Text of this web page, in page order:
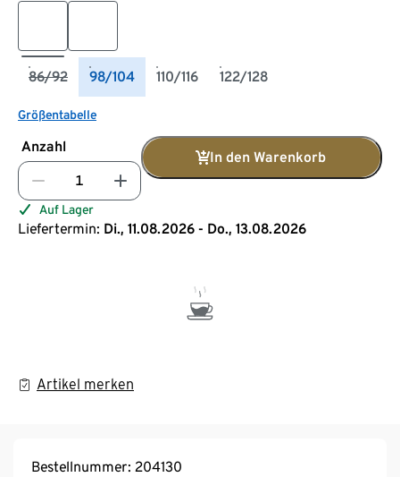
86/92 98/104 110/116 122/128
Größentabelle
Anzahl
In den Warenkorb
Auf Lager
Liefertermin: Di., 11.08.2026 - Do., 13.08.2026
Artikel merken
Bestellnummer: 204130